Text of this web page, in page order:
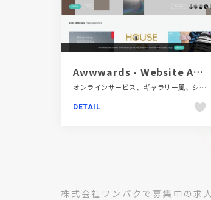
Awwwards - Website Awards - Best Web Design Trends
オンラインサービス、ギャラリー風、シンプル、スタイリッシュ、タイポグラフィー、ダイナミック、テクノロジー・サイエンス、デザイン・アート・音楽・文芸、フラットデザイン、ブラック系 、ブランド・サービスサイト、ホワイト系、モーション多め、海外サイト
DETAIL
株式会社ワンパクで募集中の求人